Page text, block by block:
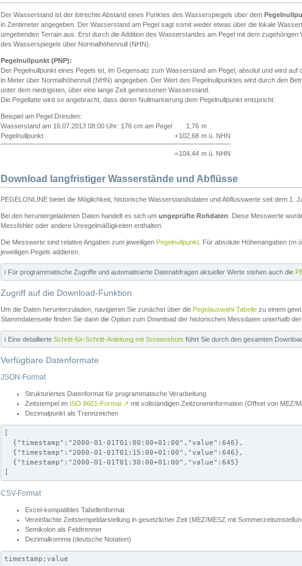
Der Wasserstand ist der lotrechte Abstand eines Punktes des Wasserspiegels über dem
in Zentimeter angegeben. Der Wasserstand am Pegel sagt somit weder etwas über die lokale
umgebenden Terrain aus. Erst durch die Addition des Wasserstandes am Pegel mit dem
des Wasserspiegels über Normalhöhennull (NHN).
Pegelnullpunkt (PNP):
Der Pegelnullpunkt eines Pegels ist, im Gegensatz zum Wasserstand am Pegel, absolut und wird
in Meter über Normalhöhennull (NHN) angegeben. Der Wert des Pegelnullpunktes wird durch den
unter dem niedrigsten, über eine lange Zeit gemessenen Wasserstand.
Die Pegellatte wird so angebracht, dass deren Nullmarkierung dem Pegelnullpunkt entspricht.
Beispiel am Pegel Dresden:
Wasserstand am 16.07.2013 08:00 Uhr: 176 cm am Pegel
1,76 m
Pegelnullpunkt
+102,68 m ü. NHN
=104,44 m ü. NHN
Download langfristiger Wasserstände und Abflüsse
PEGELONLINE bietet die Möglichkeit, historische Wasserstandsdaten und Abflusswerte seit dem 1.
Bei den heruntergeladenen Daten handelt es sich um ungeprüfte Rohdaten . Diese Messwerte
Messfehler oder andere Unregelmäßigkeiten enthalten.
Die Messwerte sind relative Angaben zum jeweiligen Pegelnullpunkt . Für absolute Höhenangaben (m
jeweiligen Pegels addieren.
ℹ️ Für programmatische Zugriffe und automatisierte Datenabfragen aktueller Werte stehen auch die
Zugriff auf die Download-Funktion
Um die Daten herunterzuladen, navigieren Sie zunächst über die Pegelauswahl-Tabelle zu einem
Stammdatenseite finden Sie dann die Option zum Download der historischen Messdaten unterhalb
ℹ️ Eine detaillierte Schritt-für-Schritt-Anleitung mit Screenshots führt Sie durch den gesamten
Verfügbare Datenformate
JSON-Format
Strukturiertes Datenformat für programmatische Verarbeitung
Zeitstempel im ISO 8601-Format ↗ mit vollständigen Zeitzoneninformation (Offset von MEZ/
Dezimalpunkt als Trennzeichen
[
  {"timestamp":"2000-01-01T01:00:00+01:00","value":646},
  {"timestamp":"2000-01-01T01:15:00+01:00","value":646},
  {"timestamp":"2000-01-01T01:30:00+01:00","value":645}
]
CSV-Format
Excel-kompatibles Tabellenformat
Vereinfachte Zeitstempeldarstellung in gesetzlicher Zeit (MEZ/MESZ mit
Semikolon als Feldtrenner
Dezimalkomma (deutsche Notation)
timestamp;value